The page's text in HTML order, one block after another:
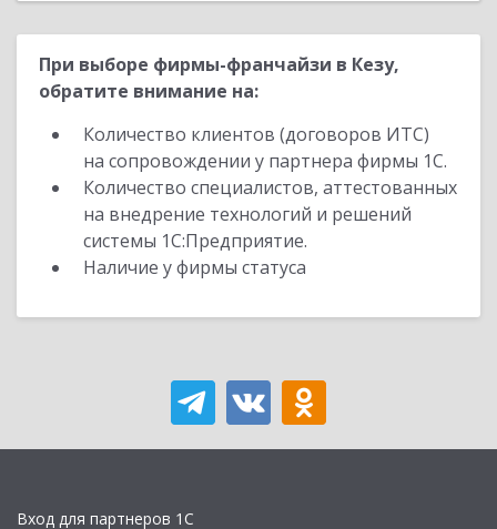
При выборе фирмы-франчайзи в Кезу,
обратите внимание на:
Количество клиентов (договоров ИТС)
на сопровождении у партнера фирмы 1С.
Количество специалистов, аттестованных
на внедрение технологий и решений
системы 1С:Предприятие.
Наличие у фирмы статуса
Вход для партнеров 1С